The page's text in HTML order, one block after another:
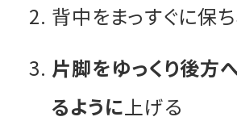
背中をまっすぐに保
片脚をゆっくり後方
るように 上げる